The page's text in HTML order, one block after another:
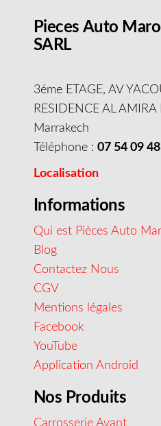
Pieces Auto
SARL
3éme ETAGE, AV
RESIDENCE AL AMIRA
Marrakech
Téléphone : 07 54 09
Localisation
Informations
Qui est Pièces Auto
Blog
Contactez Nous
CGV
Mentions légales
Facebook
YouTube
Application Android
Nos Produits
Carrosserie Avant